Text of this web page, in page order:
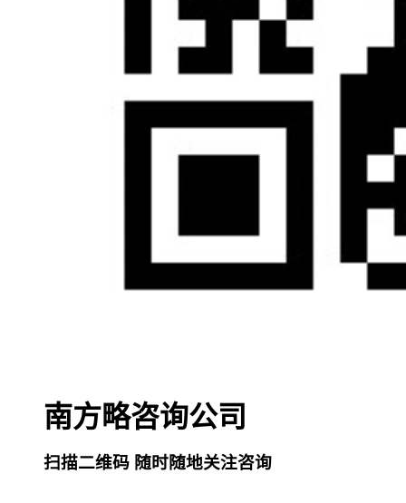
南方略咨询公司
扫描二维码 随时随地关注咨询